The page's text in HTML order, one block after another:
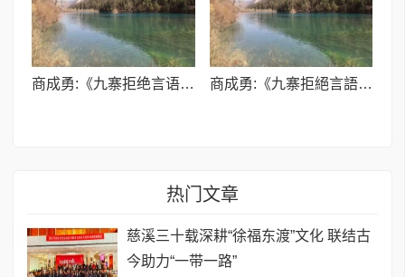
商成勇:《九寨拒绝言语形容(外二首)》 商成勇:《九寨拒絕言語形容(外二首)》
热门文章
慈溪三十载深耕“徐福东渡”文化 联结古
今助力“一带一路”